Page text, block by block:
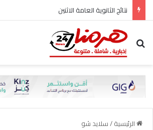
نتائج الثانوية العامة الاثنين
بحث عن
الرئيسية/سلايد شو